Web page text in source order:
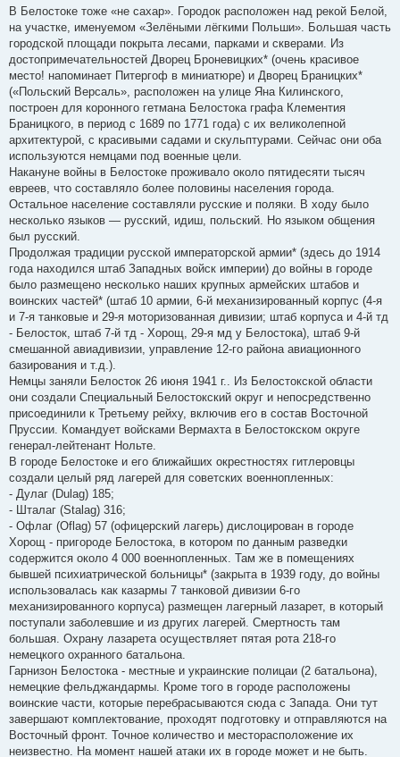
В Белостоке тоже «не сахар». Городок расположен над рекой Белой,
на участке, именуемом «Зелёными лёгкими Польши». Большая часть
городской площади покрыта лесами, парками и скверами. Из
достопримечательностей Дворец Броневицких* (очень красивое
место! напоминает Питергоф в миниатюре) и Дворец Браницких*
(«Польский Версаль», расположен на улице Яна Килинского,
построен для коронного гетмана Белостока графа Клементия
Браницкого, в период с 1689 по 1771 года) с их великолепной
архитектурой, с красивыми садами и скульптурами. Сейчас они оба
используются немцами под военные цели.
Накануне войны в Белостоке проживало около пятидесяти тысяч
евреев, что составляло более половины населения города.
Остальное население составляли русские и поляки. В ходу было
несколько языков — русский, идиш, польский. Но языком общения
был русский.
Продолжая традиции русской императорской армии* (здесь до 1914
года находился штаб Западных войск империи) до войны в городе
было размещено несколько наших крупных армейских штабов и
воинских частей* (штаб 10 армии, 6-й механизированный корпус (4-я
и 7-я танковые и 29-я моторизованная дивизии; штаб корпуса и 4-й тд
- Белосток, штаб 7-й тд - Хорощ, 29-я мд у Белостока), штаб 9-й
смешанной авиадивизии, управление 12-го района авиационного
базирования и т.д.).
Немцы заняли Белосток 26 июня 1941 г.. Из Белостокской области
они создали Специальный Белостокский округ и непосредственно
присоединили к Третьему рейху, включив его в состав Восточной
Пруссии. Командует войсками Вермахта в Белостокском округе
генерал-лейтенант Нольте.
В городе Белостоке и его ближайших окрестностях гитлеровцы
создали целый ряд лагерей для советских военнопленных:
- Дулаг (Dulag) 185;
- Шталаг (Stalag) 316;
- Офлаг (Oflag) 57 (офицерский лагерь) дислоцирован в городе
Хорощ - пригороде Белостока, в котором по данным разведки
содержится около 4 000 военнопленных. Там же в помещениях
бывшей психиатрической больницы* (закрыта в 1939 году, до войны
использовалась как казармы 7 танковой дивизии 6-го
механизированного корпуса) размещен лагерный лазарет, в который
поступали заболевшие и из других лагерей. Смертность там
большая. Охрану лазарета осуществляет пятая рота 218-го
немецкого охранного батальона.
Гарнизон Белостока - местные и украинские полицаи (2 батальона),
немецкие фельджандармы. Кроме того в городе расположены
воинские части, которые перебрасываются сюда с Запада. Они тут
завершают комплектование, проходят подготовку и отправляются на
Восточный фронт. Точное количество и месторасположение их
неизвестно. На момент нашей атаки их в городе может и не быть.